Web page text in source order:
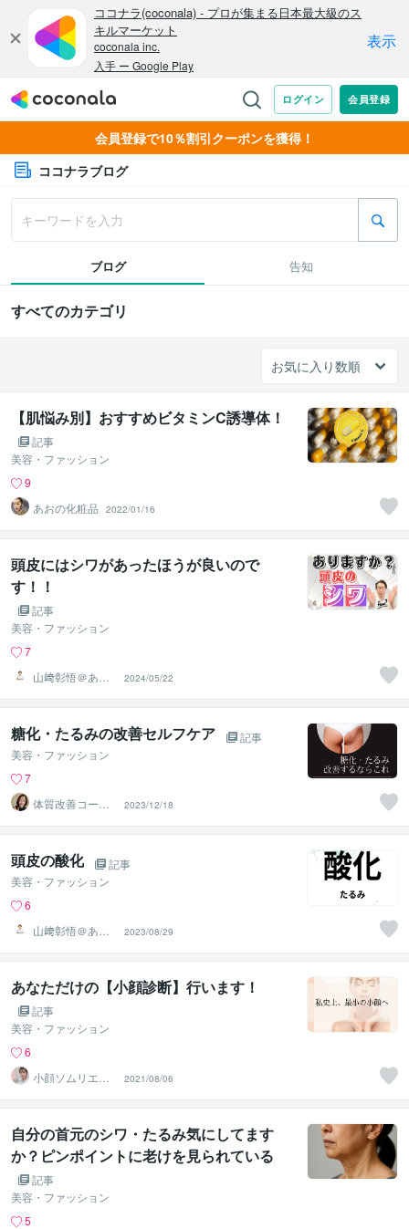
会員登録で10％割引クーポンを獲得！
ココナラブログ
ブログ 告知
すべてのカテゴリ
【肌悩み別】おすすめビタミンC誘導体！
記事
美容・ファッション
9
あおの化粧品
2022/01/16
頭皮にはシワがあったほうが良いので
す！！
記事
美容・ファッション
7
山﨑彰悟＠あな
たの頭髪のお悩
み解決美容師
2024/05/22
糖化・たるみの改善セルフケア
記事
美容・ファッション
7
体質改善コーチ
ング＠すみれ先
生
2023/12/18
頭皮の酸化
記事
美容・ファッション
6
山﨑彰悟＠あな
たの頭髪のお悩
み解決美容師
2023/08/29
あなただけの【小顔診断】行います！
記事
美容・ファッション
6
小顔ソムリエ®️
ちひろ
2021/08/06
自分の首元のシワ・たるみ気にしてます
か？ピンポイントに老けを見られている
記事
美容・ファッション
5